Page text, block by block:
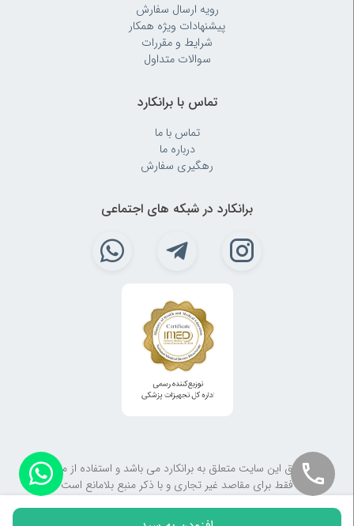
رویه‌ ارسال سفارش
پیشنهادات ویژه همکار
شرایط و مقررات
سوالات متداول
تماس با برانکارد
تماس با ما
درباره ما
رهگیری سفارش
برانکارد در شبکه های اجتماعی
کلیه حقوق این سایت متعلق به برانکارد می باشد و استفاده از مطالب آن
فقط برای مقاصد غیر تجاری و با ذکر منبع بلامانع است